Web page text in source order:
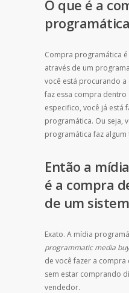
O que é a
Compra programática
através de um
você está procurando a
faz essa compra dentro
especifico, você já está
programática. Ou seja,
programática faz algum
Então a
é a compra
de um
Exato. A mídia
programmatic media
de você fazer a
sem estar comprando
vendedor.